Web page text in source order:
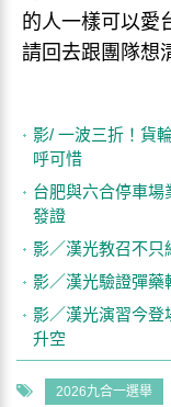
的人一樣可以愛
請回去跟團隊想
影/ 一波三折！貨
呼可惜
台肥與六合停車
發證
影／漢光教召不
影／漢光驗證彈
影／漢光演習今登
升空
2026九合一選舉